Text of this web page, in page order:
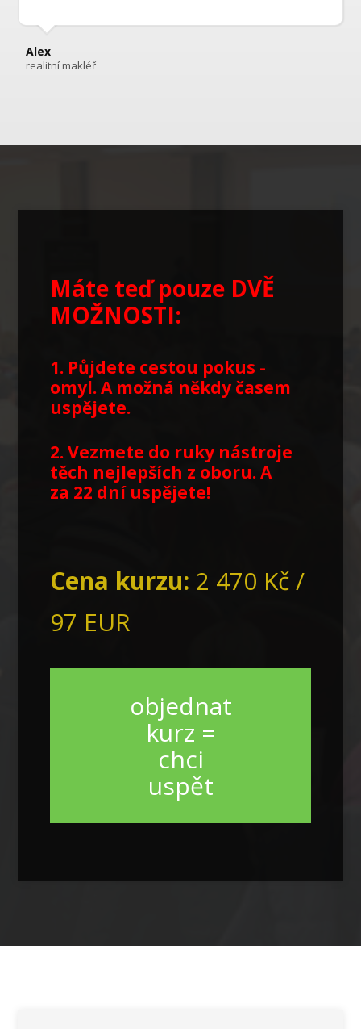
Alex
realitní makléř
Máte teď pouze DVĚ
MOŽNOSTI:
1. Půjdete cestou pokus -
omyl. A možná někdy časem
uspějete.
2. Vezmete do ruky nástroje
těch nejlepších z oboru.A
za 22 dní uspějete!
Cena kurzu: 2 470 Kč /
97 EUR
objednat
kurz =
chci
uspět